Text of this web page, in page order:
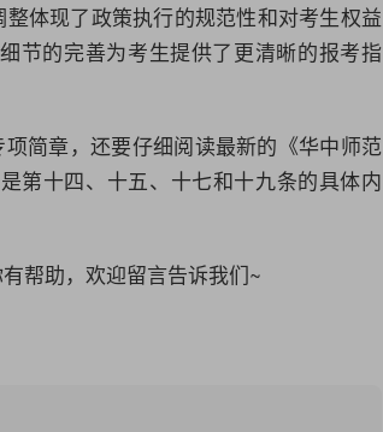
体现了政策执行的规范性和对考生权益
节的完善为考生提供了更清晰的报考指
简章，还要仔细阅读最新的《华中师范
第十四、十五、十七和十九条的具体内
帮助，欢迎留言告诉我们~